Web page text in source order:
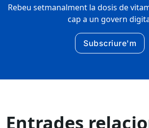
Rebeu setmanalment la dosis de
cap a un govern
Subscriure'm
Entrades